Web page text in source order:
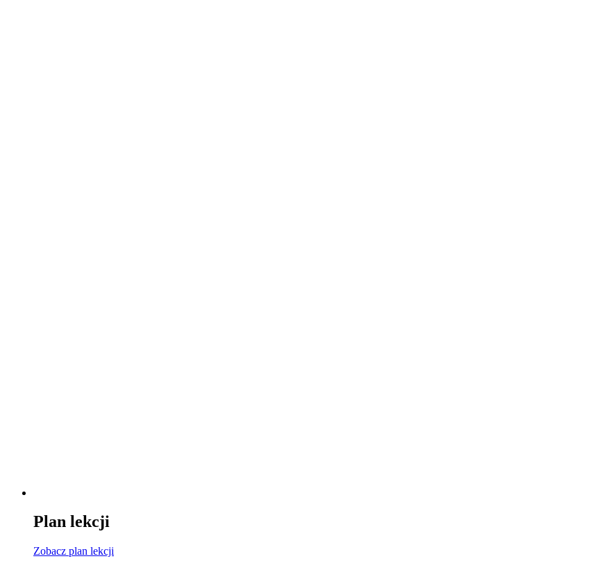
Plan lekcji
Zobacz plan lekcji